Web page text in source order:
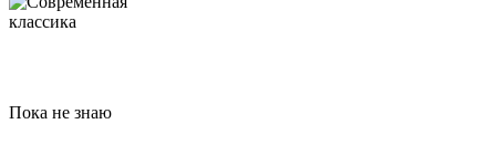
Пока не знаю